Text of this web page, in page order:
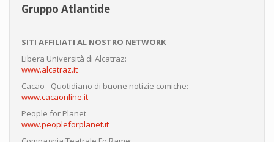
Gruppo Atlantide
SITI AFFILIATI AL NOSTRO NETWORK
Libera Università di Alcatraz:
www.alcatraz.it
Cacao - Quotidiano di buone notizie comiche:
www.cacaonline.it
People for Planet
www.peopleforplanet.it